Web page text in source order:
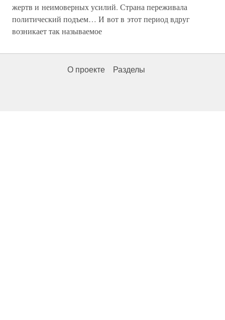
жертв и неимоверных усилий. Страна переживала
политический подъем… И вот в этот период вдруг
возникает так называемое
О проекте Разделы